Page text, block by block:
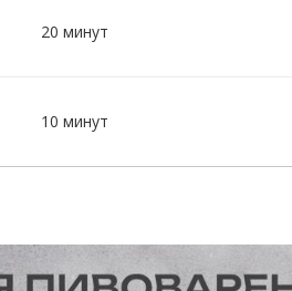
20 минут
10 минут